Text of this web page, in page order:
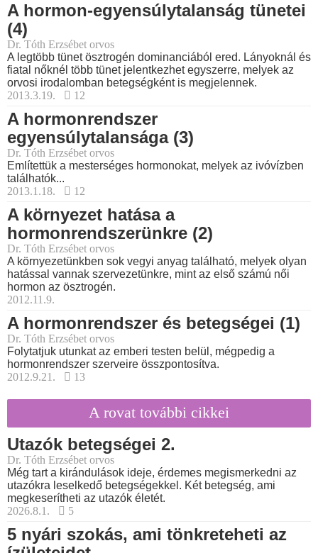
A hormon-egyensúlytalanság tünetei
(4)
Dr. Tóth Erzsébet orvos
A legtöbb tünet ösztrogén dominanciából ered. Lányoknál és
fiatal nőknél több tünet jelentkezhet egyszerre, melyek az
orvosi irodalomban betegségként is megjelennek.
2013.3.19.
12
A hormonrendszer
egyensúlytalansága (3)
Dr. Tóth Erzsébet orvos
Említettük a mesterséges hormonokat, melyek az ivóvízben
találhatók...
2013.1.18.
12
A környezet hatása a
hormonrendszerünkre (2)
Dr. Tóth Erzsébet orvos
A környezetünkben sok vegyi anyag található, melyek olyan
hatással vannak szervezetünkre, mint az első számú női
hormon az ösztrogén.
2012.11.9.
A hormonrendszer és betegségei (1)
Dr. Tóth Erzsébet orvos
Folytatjuk utunkat az emberi testen belül, mégpedig a
hormonrendszer szerveire összpontosítva.
2012.9.21.
13
A rovat további cikkei
Utazók betegségei 2.
Dr. Tóth Erzsébet orvos
Még tart a kirándulások ideje, érdemes megismerkedni az
utazókra leselkedő betegségekkel. Két betegség, ami
megkeserítheti az utazók életét.
2026.8.1.
5
5 nyári szokás, ami tönkreteheti az